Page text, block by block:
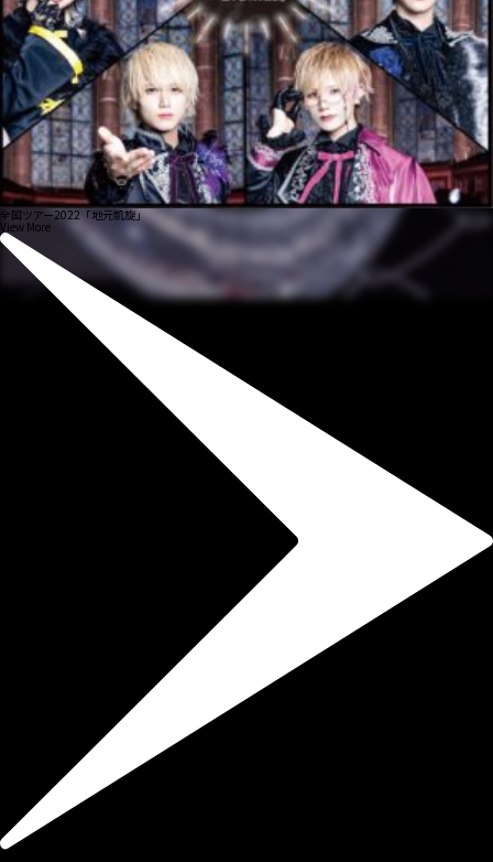
全国ツアー2022「地元凱旋」
View More